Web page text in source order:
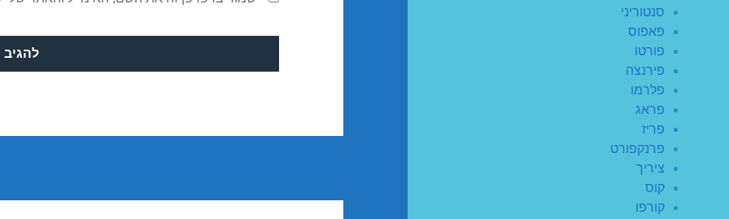
סנטוריני
פאפוס
פורטו
פירנצה
פלרמו
פראג
פריז
פרנקפורט
ציריך
קוס
קורפו